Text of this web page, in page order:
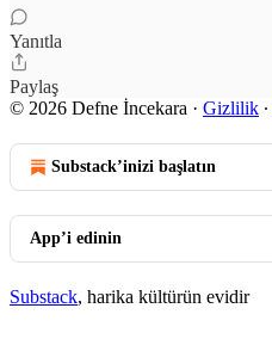
Yanıtla
Paylaş
© 2026 Defne İncekara · Gizlilik ∙
Substack’inizi başlatın
App’i edinin
Substack, harika kültürün evidir